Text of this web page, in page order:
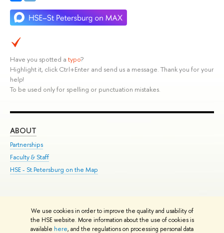
We use cookies in order to improve the quality and usability of
the HSE website. More information about the use of cookies is
available here, and the regulations on processing personal data
Have you spotted a typo?
Highlight it, click Ctrl+Enter and send us a message. Thank you for your
help!
To be used only for spelling or punctuation mistakes.
ABOUT
Partnerships
Faculty & Staff
HSE - St.Petersburg on the Map
© HSE University 1993–2026 Contacts Copyright Privacy Policy